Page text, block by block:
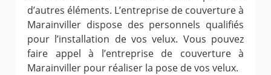
d’autres éléments. L’entreprise de couverture à
Marainviller dispose des personnels qualifiés
pour l’installation de vos velux. Vous pouvez
faire appel à l’entreprise de couverture à
Marainviller pour réaliser la pose de vos velux.